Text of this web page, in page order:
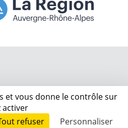
et vous donne le contrôle sur
activer
refuser Personnaliser